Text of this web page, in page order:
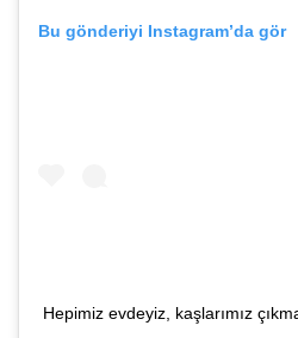
Bu gönderiyi Instagram’da gör
Hepimiz evdeyiz, kaşlarımız